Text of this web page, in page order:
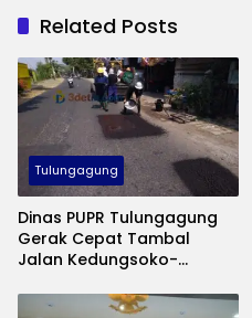
Related Posts
Tulungagung
Dinas PUPR Tulungagung
Gerak Cepat Tambal
Jalan Kedungsoko-
Coldmix